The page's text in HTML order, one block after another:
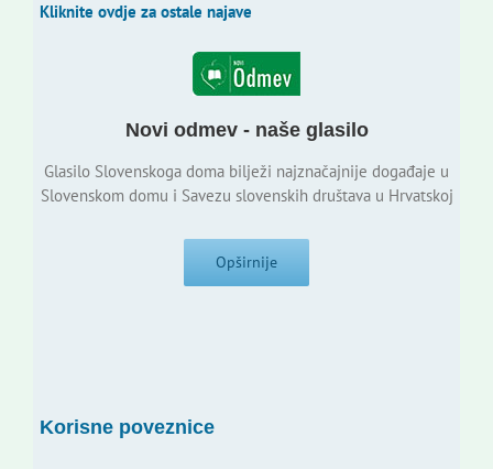
Kliknite ovdje za ostale najave
Novi odmev - naše glasilo
Glasilo Slovenskoga doma bilježi najznačajnije događaje u
Slovenskom domu i Savezu slovenskih društava u Hrvatskoj
Opširnije
Korisne poveznice